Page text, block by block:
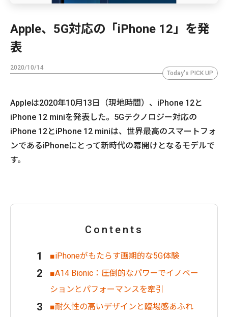
Apple、5G対応の「iPhone 12」を発
表
2020/10/14
Today's PICK UP
Appleは2020年10月13日（現地時間）、iPhone 12と
iPhone 12 miniを発表した。5Gテクノロジー対応の
iPhone 12とiPhone 12 miniは、世界最高のスマートフォ
ンであるiPhoneにとって新時代の幕開けとなるモデルで
す。
Contents
■iPhoneがもたらす画期的な5G体験
■A14 Bionic：圧倒的なパワーでイノベー
ションとパフォーマンスを牽引
■耐久性の高いデザインと臨場感あふれ